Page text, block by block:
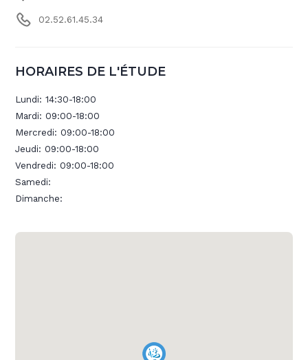
02.52.61.45.34
HORAIRES DE L'ÉTUDE
Lundi:14:30-18:00
Mardi:09:00-18:00
Mercredi:09:00-18:00
Jeudi:09:00-18:00
Vendredi:09:00-18:00
Samedi:
Dimanche: